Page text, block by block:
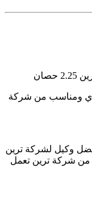
ومناسب من شركة
وكيل لشركة ترين
من شركة ترين تعمل